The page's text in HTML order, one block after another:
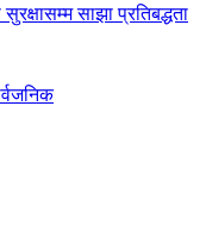
साझा प्रतिबद्धता